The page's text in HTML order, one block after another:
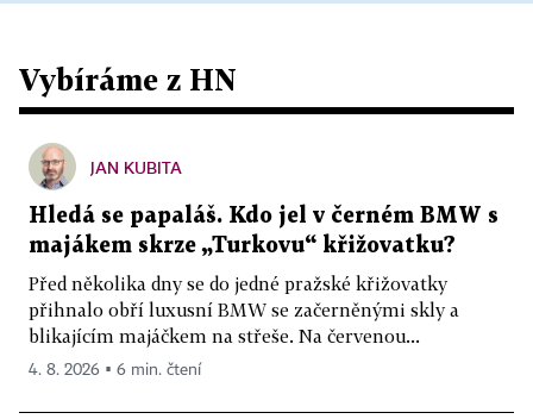
Vybíráme z HN
JAN KUBITA
Hledá se papaláš. Kdo jel v černém BMW s
majákem skrze „Turkovu“ křižovatku?
Před několika dny se do jedné pražské křižovatky
přihnalo obří luxusní BMW se začerněnými skly a
blikajícím majáčkem na střeše. Na červenou...
4. 8. 2026 ▪ 6 min. čtení